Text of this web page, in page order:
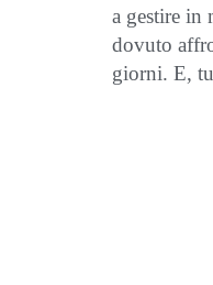
a gestire in
dovuto
giorni. E,